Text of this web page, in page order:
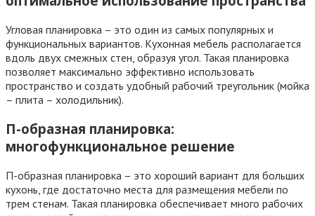
Угловая планировка – это один из самых популярных и
функциональных вариантов. Кухонная мебель располагается
вдоль двух смежных стен, образуя угол. Такая планировка
позволяет максимально эффективно использовать
пространство и создать удобный рабочий треугольник (мойка
– плита – холодильник).
П-образная планировка:
многофункциональное решение
П-образная планировка – это хороший вариант для больших
кухонь, где достаточно места для размещения мебели по
трем стенам. Такая планировка обеспечивает много рабочих